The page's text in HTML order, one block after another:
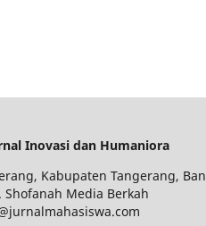
Inovasi dan Humaniora
Kabupaten Tangerang,
Shofanah Media Berkah